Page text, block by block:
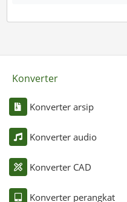
Konverter
Konverter arsip
Konverter audio
Konverter CAD
Konverter perangkat